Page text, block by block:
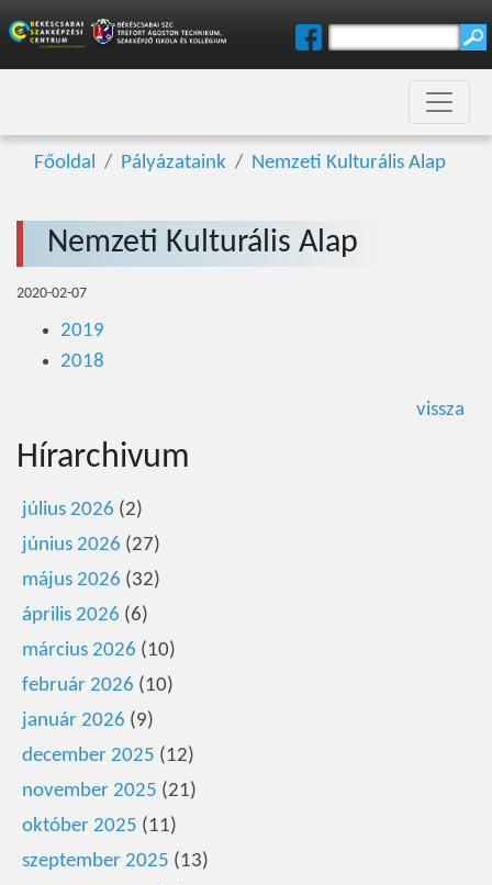
Főoldal Pályázataink Nemzeti Kulturális Alap
Nemzeti Kulturális Alap
2020-02-07
2019
2018
vissza
Hírarchivum
július 2026 (2)
június 2026 (27)
május 2026 (32)
április 2026 (6)
március 2026 (10)
február 2026 (10)
január 2026 (9)
december 2025 (12)
november 2025 (21)
október 2025 (11)
szeptember 2025 (13)